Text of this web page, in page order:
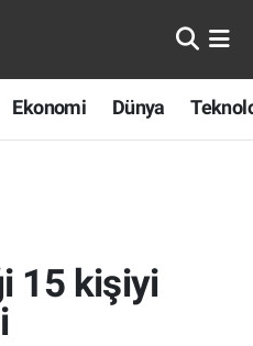
Ekonomi Dünya
15 kişiyi
ve Fikstür